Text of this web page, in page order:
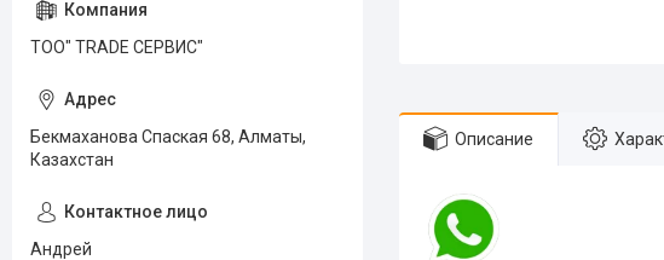
Описание
ТОО" TRADE СЕРВИС"
Бекмаханова Спаская 68, Алматы,
Казахстан
Андрей